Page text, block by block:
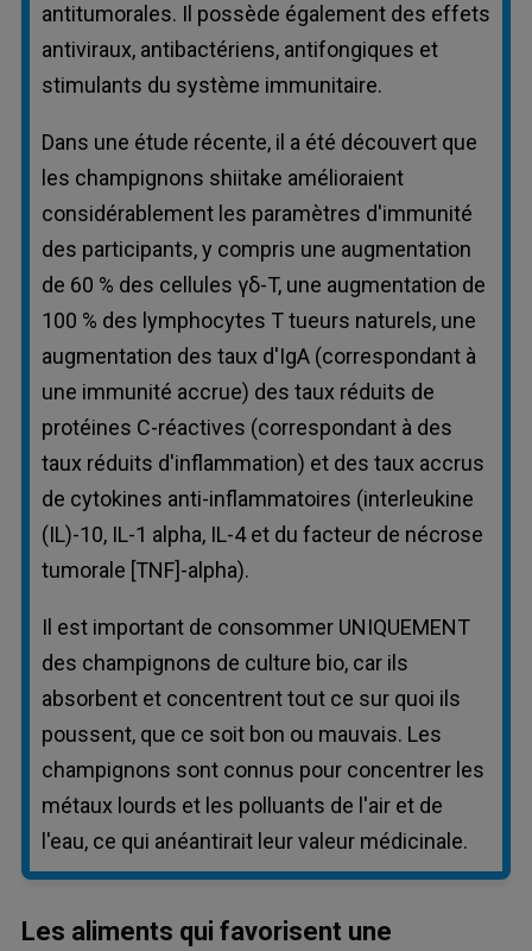
antitumorales. Il possède également des effets
antiviraux, antibactériens, antifongiques et
stimulants du système immunitaire.
Dans une étude récente, il a été découvert que
les champignons shiitake amélioraient
considérablement les paramètres d'immunité
des participants, y compris une augmentation
de 60 % des cellules γδ-T, une augmentation de
100 % des lymphocytes T tueurs naturels, une
augmentation des taux d'IgA (correspondant à
une immunité accrue) des taux réduits de
protéines C-réactives (correspondant à des
taux réduits d'inflammation) et des taux accrus
de cytokines anti-inflammatoires (interleukine
(IL)-10, IL-1 alpha, IL-4 et du facteur de nécrose
tumorale [TNF]-alpha).
Il est important de consommer UNIQUEMENT
des champignons de culture bio, car ils
absorbent et concentrent tout ce sur quoi ils
poussent, que ce soit bon ou mauvais. Les
champignons sont connus pour concentrer les
métaux lourds et les polluants de l'air et de
l'eau, ce qui anéantirait leur valeur médicinale.
Les aliments qui favorisent une